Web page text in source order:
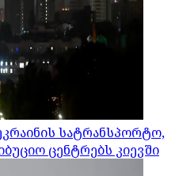
სატრანსპორტო,
ცენტრებს კიევში